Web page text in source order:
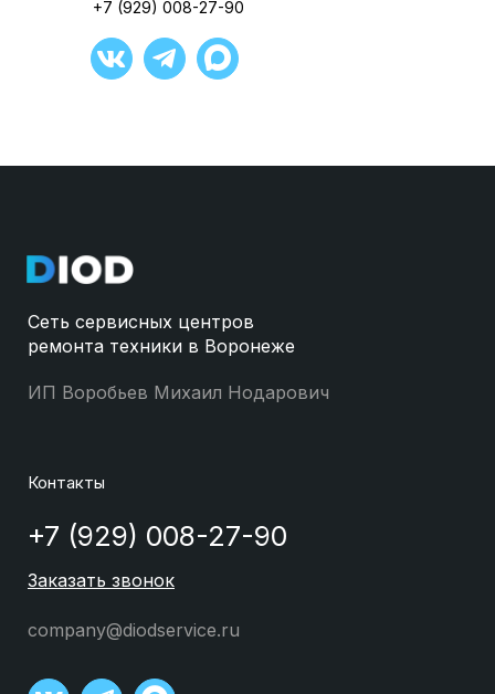
+7 (929) 008-27-90
Сеть сервисных центров
ремонта техники в Воронеже
ИП Воробьев Михаил Нодарович
Контакты
+7 (929) 008-27-90
Заказать звонок
company@diodservice.ru